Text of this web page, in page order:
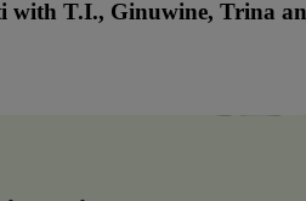
with T.I., Ginuwine, Trina